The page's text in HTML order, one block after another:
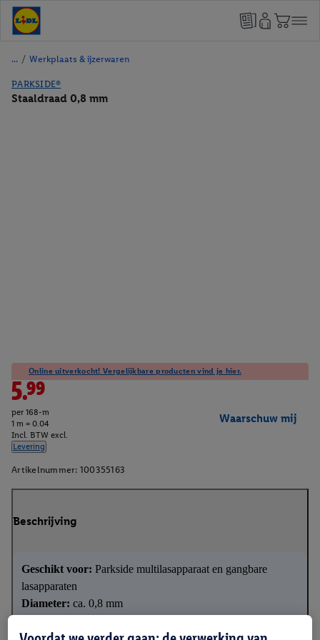
/ Werkplaats & ijzerwaren
PARKSIDE®
Staaldraad 0,8 mm
Online uitverkocht! Vergelijkbare producten vind je hier.
5.99
per 168-m
1 m = 0.04
Incl. BTW excl.
Levering
Waarschuw mij
Artikelnummer: 100355163
Beschrijving
Geschikt voor: Parkside multilasapparaat en gangbare
lasapparaten
Diameter: ca. 0,8 mm